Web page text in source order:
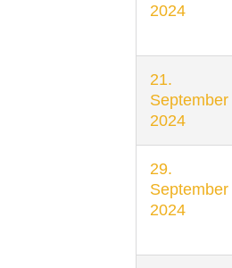
2024
21.
September
2024
29.
September
2024